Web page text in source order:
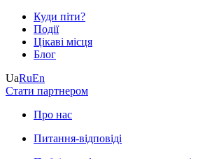
Куди піти?
Події
Цікаві місця
Блог
UaRuEn
Стати партнером
Про нас
Питання-відповіді